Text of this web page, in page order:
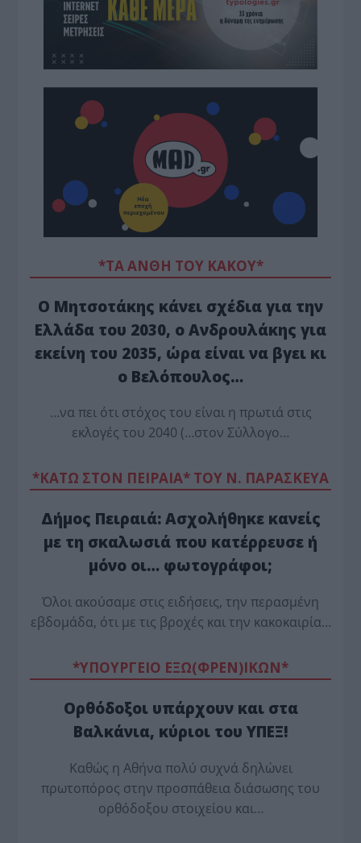
*ΤΑ ΆΝΘΗ ΤΟΥ ΚΑΚΟΎ*
Ο Μητσοτάκης κάνει σχέδια για την
Ελλάδα του 2030, ο Ανδρουλάκης για
εκείνη του 2035, ώρα είναι να βγει κι
ο Βελόπουλος…
…να πει ότι στόχος του είναι η πρωτιά στις
εκλογές του 2040 (…στον Σύλλογο…
*ΚΑΤΩ ΣΤΟΝ ΠΕΙΡΑΙΑ* ΤΟΥ Ν. ΠΑΡΑΣΚΕΥΑ
Δήμος Πειραιά: Ασχολήθηκε κανείς
με τη σκαλωσιά που κατέρρευσε ή
μόνο οι… φωτογράφοι;
Όλοι ακούσαμε στις ειδήσεις, την περασμένη
εβδομάδα, ότι με τις βροχές και την κακοκαιρία…
*ΥΠΟΥΡΓΕΙΟ ΕΞΩ(ΦΡΕΝ)ΙΚΩΝ*
Ορθόδοξοι υπάρχουν και στα
Βαλκάνια, κύριοι του ΥΠΕΞ!
Καθώς η Αθήνα πολύ συχνά δηλώνει
πρωτοπόρος στην προσπάθεια διάσωσης του
ορθόδοξου στοιχείου και…